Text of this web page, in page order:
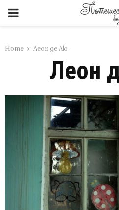
PRIMARY
Home Леон де Лю
Леон